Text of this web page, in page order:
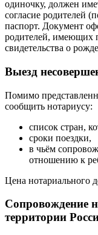
одиночку, должен
согласие родителей
паспорт. Документ
родителей, имеющих
свидетельства о
Выезд
Помимо
сообщить нотариусу:
список стран,
сроки поездки,
в чьём
отношению к
Цена нотариального
Сопровождение
территории